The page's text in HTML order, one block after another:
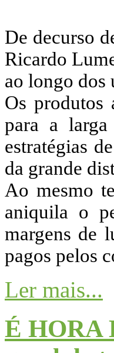
De decurso
Ricardo
ao longo dos
Os produtos
para a
estratégias
da grande
Ao mesmo
aniquila o
margens de
pagos pelos
Ler mais...
É HORA